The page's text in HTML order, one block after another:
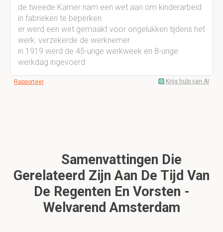
de tweede Kamer nam een wet aan om kinderarbeid
in fabrieken te beperken
er werd een wet gemaakt voor ongelukken tijdens het
werk: verzekerde de werknemer
in 1919 werd de 45-urige werkweek en 8-urige
werkdag ingevoerd
Rapporteer Krijg hulp van AI
Samenvattingen Die
Gerelateerd Zijn Aan De Tijd Van
De Regenten En Vorsten -
Welvarend Amsterdam